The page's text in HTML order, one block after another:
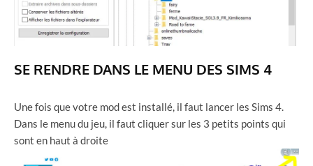
SE RENDRE DANS LE MENU DES SIMS 4
Une fois que votre mod est installé, il faut lancer les Sims 4.
Dans le menu du jeu, il faut cliquer sur les 3 petits points qui
sont en haut à droite